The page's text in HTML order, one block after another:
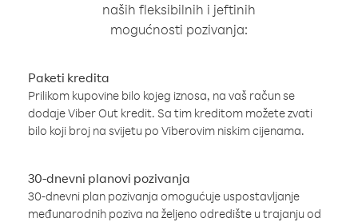
naših fleksibilnih i jeftinih
mogućnosti pozivanja:
Paketi kredita
Prilikom kupovine bilo kojeg iznosa, na vaš račun se
dodaje Viber Out kredit. Sa tim kreditom možete zvati
bilo koji broj na svijetu po Viberovim niskim cijenama.
30-dnevni planovi pozivanja
30-dnevni plan pozivanja omogućuje uspostavljanje
međunarodnih poziva na željeno odredište u trajanju od